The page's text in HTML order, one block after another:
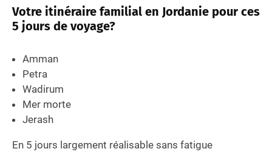
Votre itinéraire familial en Jordanie pour ces
5 jours de voyage?
Amman
Petra
Wadirum
Mer morte
Jerash
En 5 jours largement réalisable sans fatigue